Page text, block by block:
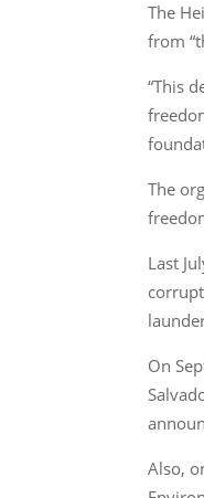
The
from
“This
The
Last
On
Also,